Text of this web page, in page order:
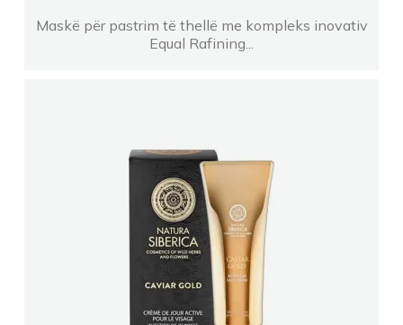
Maskë për pastrim të thellë me kompleks inovativ
Equal Rafining...